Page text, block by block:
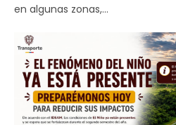
en algunas zonas,…